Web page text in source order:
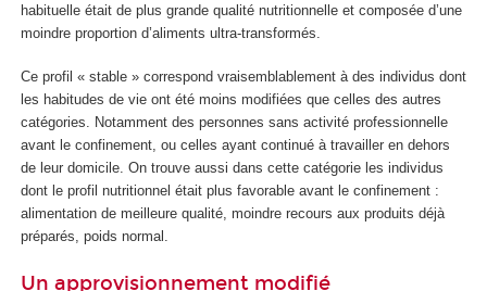
habituelle était de plus grande qualité nutritionnelle et composée d’une
moindre proportion d’aliments ultra-transformés.
Ce profil « stable » correspond vraisemblablement à des individus dont
les habitudes de vie ont été moins modifiées que celles des autres
catégories. Notamment des personnes sans activité professionnelle
avant le confinement, ou celles ayant continué à travailler en dehors
de leur domicile. On trouve aussi dans cette catégorie les individus
dont le profil nutritionnel était plus favorable avant le confinement :
alimentation de meilleure qualité, moindre recours aux produits déjà
préparés, poids normal.
Un approvisionnement modifié